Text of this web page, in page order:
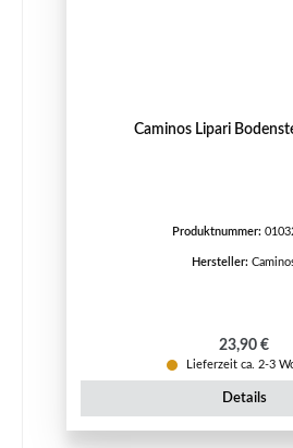
Caminos Lipari
Produktnummer:
Hersteller:
Regulärer
23,90 €
Lieferzeit ca. 2-3
Details